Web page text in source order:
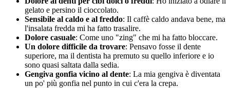
gelato e persino il cioccolato.
Sensibile al caldo e al freddo: Il caffè caldo andava bene, ma
l'insalata fredda mi ha fatto trasalire.
Dolore casuale: Come uno "zing" che mi ha fatto bloccare.
Un dolore difficile da trovare: Pensavo fosse il dente
superiore, ma il dentista ha premuto su quello inferiore e io
sono quasi saltata dalla sedia.
Gengiva gonfia vicino al dente: La mia gengiva è diventata
un po' più gonfia nel punto in cui c'era la crepa.